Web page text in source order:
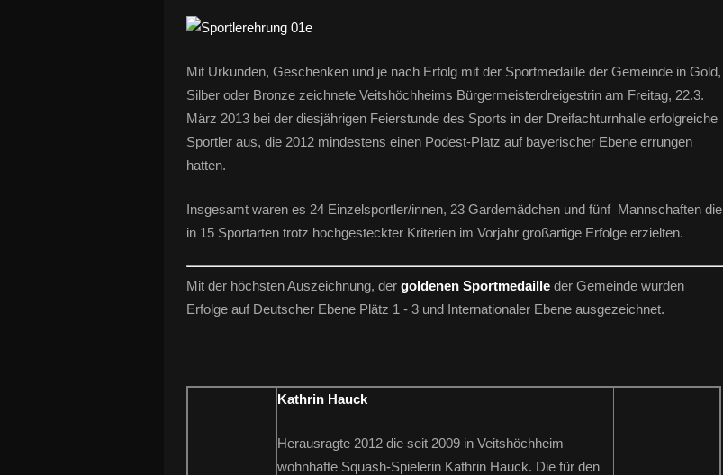
Mit Urkunden, Geschenken und je nach Erfolg mit der Sportmedaille der Gemeinde in Gold,
Silber oder Bronze zeichnete Veitshöchheims Bürgermeisterdreigestrin am Freitag, 22.3.
März 2013 bei der diesjährigen Feierstunde des Sports in der Dreifachturnhalle erfolgreiche
Sportler aus, die 2012 mindestens einen Podest-Platz auf bayerischer Ebene errungen
hatten.
Insgesamt waren es 24 Einzelsportler/innen, 23 Gardemädchen und fünf Mannschaften die
in 15 Sportarten trotz hochgesteckter Kriterien im Vorjahr großartige Erfolge erzielten.
Mit der höchsten Auszeichnung, der goldenen Sportmedaille der Gemeinde wurden
Erfolge auf Deutscher Ebene Plätz 1 - 3 und Internationaler Ebene ausgezeichnet.
Kathrin Hauck
Herausragte 2012 die seit 2009 in Veitshöchheim
wohnhafte Squash-Spielerin Kathrin Hauck. Die für den